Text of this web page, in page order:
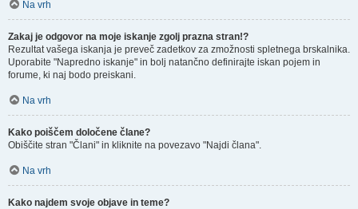
Na vrh
Zakaj je odgovor na moje iskanje zgolj prazna stran!?
Rezultat vašega iskanja je preveč zadetkov za zmožnosti spletnega brskalnika.
Uporabite "Napredno iskanje" in bolj natančno definirajte iskan pojem in
forume, ki naj bodo preiskani.
Na vrh
Kako poiščem določene člane?
Obiščite stran "Člani" in kliknite na povezavo "Najdi člana".
Na vrh
Kako najdem svoje objave in teme?